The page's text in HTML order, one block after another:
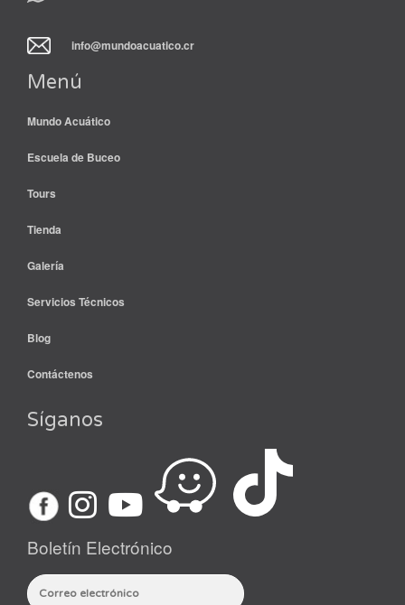
info@mundoacuatico.cr
Menú
Mundo Acuático
Escuela de Buceo
Tours
Tienda
Galería
Servicios Técnicos
Blog
Contáctenos
Síganos
Boletín Electrónico